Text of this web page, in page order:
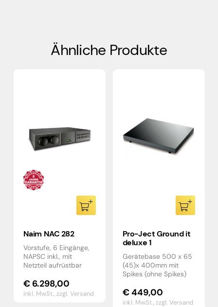
Ähnliche Produkte
Naim NAC 282
Vorstufe, 6 Eingänge,
NAPSC inkl., mit
Netzteil aufrüstbar
€6.298,00
inkl. MwSt.,zzgl. Versand
Pro-Ject Ground it
deluxe 1
Gerätebase 500 x 65
(45)x 400mm mit
Spikes (ohne Spikes)
€449,00
inkl. MwSt.,zzgl. Versand